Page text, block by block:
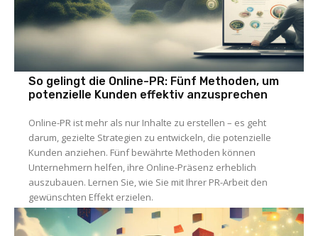
So gelingt die Online-PR: Fünf Methoden, um
potenzielle Kunden effektiv anzusprechen
Online-PR ist mehr als nur Inhalte zu erstellen – es geht
darum, gezielte Strategien zu entwickeln, die potenzielle
Kunden anziehen. Fünf bewährte Methoden können
Unternehmern helfen, ihre Online-Präsenz erheblich
auszubauen. Lernen Sie, wie Sie mit Ihrer PR-Arbeit den
gewünschten Effekt erzielen.